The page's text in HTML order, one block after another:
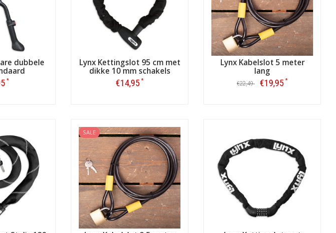
Een tweede fietsslot geeft extra veiligheid voor uw fiets en die
is enorm populair en wordt voornamelijk gebruikt als terrasslot.
op slot zetten van terras- en tuinmeubilair, maar u kunt dit slot ook
fietsen of bootjes.
dubbele
*
Lynx Kettingslot 95 cm met
dikke 10 mm schakels
€14,95 *
Lynx Kabelslot 5 meter
lang
€22,49 €19,95 *
SALE